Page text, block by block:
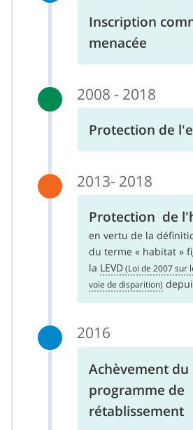
Inscription
menacée
2008 - 2018
Protection de
2013- 2018
Protection de
en vertu de la
du terme « habitat »
la LEVD
2016
Achèvement du
programme de
rétablissement